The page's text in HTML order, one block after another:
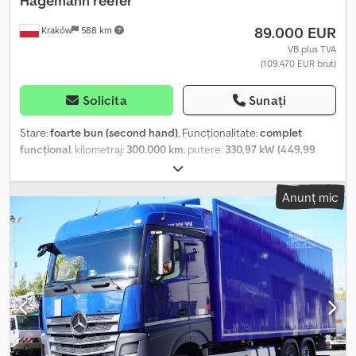
frigorifică. Autovehicul cumpărat și verificat pe site-ul oficial
Mercedes. Mașină 100% fără accidente, proprietar unic. Stare
Kraków 588 km 89.000 EUR
VB plus TVA
(109.470 EUR brut)
Solicita Sunați
Stare:foarte bun (second hand), Funcționalitate:complet
funcțional , kilometraj: 300.000 km , putere: 330,97 kW (449,99
, greutatea goală:
greutatea maximă de încărcare:13.550 kg, greutate totală:26.000
kg, configurație ax:6x2, ampatament:490 mm, combustibil:
motorină
, frâne:retarder, culoare:albastru, cabină șofer:
de dormit
, tip de angrenaj:automat, clasă de emisii:Euro 6
suspensie:aer , lungimea spațiului de încărcare: 745 mm, lățimea
spațiului de încărcare:246 mm, înălțime spațiu de încărcare:250
mm, An de fabricație:2021, Dotări:aer condiționat, blocare
diferențial, frigider, pilot automat de viteză, retarder, sistem de
navigație, unitate de răcire, încălzitor staționar
, Mercedes-Benz
Actros 2545 / 2021 / Frigorific Hagemann multitemperatură An
fabricație 2021 MMA 26.000 kg Greutate proprie 12.450 kg
Anunț mic